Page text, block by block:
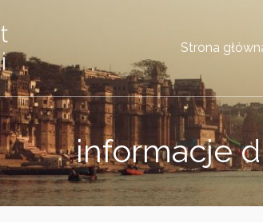
Strona
informacje